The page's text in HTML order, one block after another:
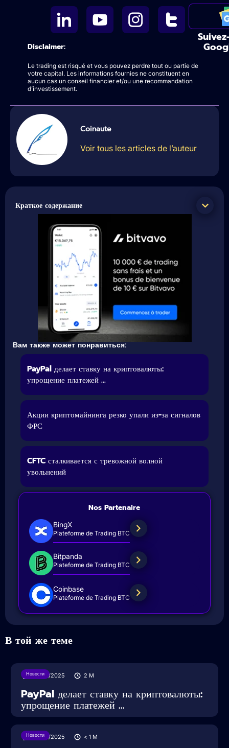
Disclaimer:
Le trading est risqué et vous pouvez perdre tout ou partie de
votre capital. Les informations fournies ne constituent en
aucun cas un conseil financier et/ou une recommandation
d’investissement.
Coinaute
Voir tous les articles de l’auteur
Краткое содержание
Вам также может понравиться:
PayPal делает ставку на криптовалюты:
упрощение платежей ...
Акции криптомайнинга резко упали из-за сигналов
ФРС
CFTC сталкивается с тревожной волной
увольнений
Nos Partenaire
BingX
Plateforme de Trading BTC
Bitpanda
Plateforme de Trading BTC
Coinbase
Plateforme de Trading BTC
В той же теме
Новости
30/07/2025 2 M
PayPal делает ставку на криптовалюты:
упрощение платежей ...
Новости
29/05/2025 < 1 M